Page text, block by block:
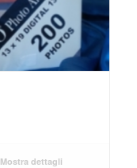
Mostra dettagli